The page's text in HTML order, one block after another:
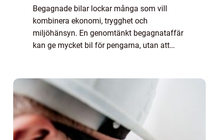
Begagnade bilar lockar många som vill
kombinera ekonomi, trygghet och
miljöhänsyn. En genomtänkt begagnataffär
kan ge mycket bil för pengarna, utan att